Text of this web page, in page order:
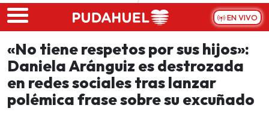
Skip to main content
EN VIVO
«No tiene respetos por sus hijos»:
Daniela Aránguiz es destrozada
en redes sociales tras lanzar
polémica frase sobre su excuñado